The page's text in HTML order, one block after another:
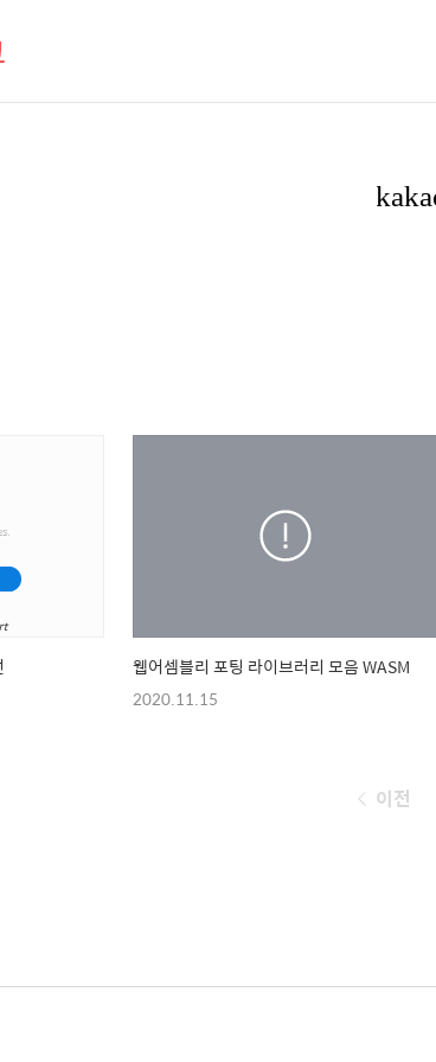
웹어셈블리 포팅 라이브러리 모음 WASM
2020.11.15
이전